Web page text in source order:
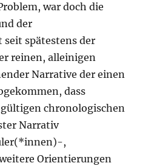
war doch die
der
spätestens der
reinen, alleinigen
Narrative der einen
dass
chronologischen
Narrativ
,
Orientierungen